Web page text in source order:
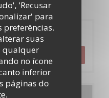
'Recusar
para
preferências.
suas
qualquer
no ícone
inferior
páginas do
MESA